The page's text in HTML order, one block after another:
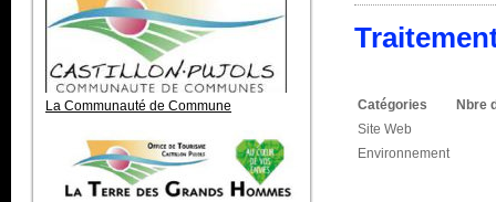
La Communauté de Commune Catégories
Nbre
Site Web
Environnement